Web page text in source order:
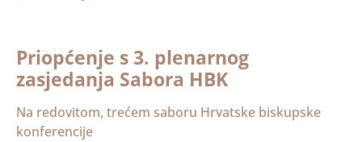
Priopćenje s 3. plenarnog
zasjedanja Sabora HBK
Na redovitom, trećem saboru Hrvatske biskupske
konferencije